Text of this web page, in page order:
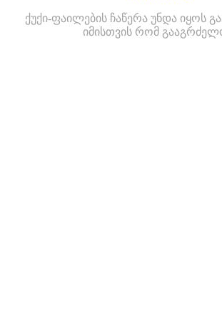
ქუქი-ფაილების ჩაწერა უნდა იყოს
იმისთვის რომ